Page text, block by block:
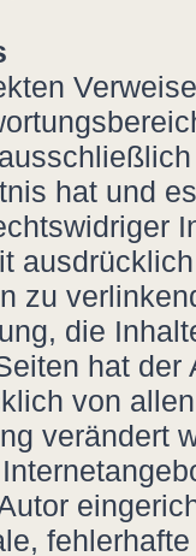
hat und
zu
die
hat
von
verändert